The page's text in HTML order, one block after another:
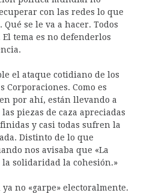
con las redes lo que
se le va a hacer. Todos
tema es no defenderlos
el ataque cotidiano de los
Corporaciones. Como es
por ahí, están llevando a
piezas de caza apreciadas
y casi todas sufren la
Distinto de lo que
nos avisaba que «La
solidaridad la cohesión.»
no «garpe» electoralmente.